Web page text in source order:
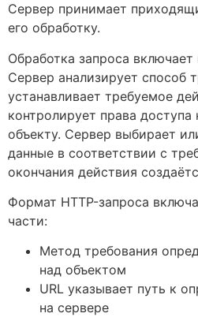
Сервер принимает
его обработку.
Обработка запроса включает
Сервер анализирует способ
устанавливает требуемое
контролирует права
объекту. Сервер выбирает
данные в соответствии с
окончания действия
Формат HTTP-запроса
части:
Метод требования
над объектом
URL указывает путь к
на сервере